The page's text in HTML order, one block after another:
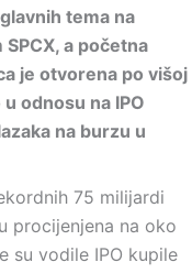
tema na
a početna
je otvorena po višoj
odnosu na IPO
na burzu u
75 milijardi
procijenjena na oko
su vodile IPO kupile